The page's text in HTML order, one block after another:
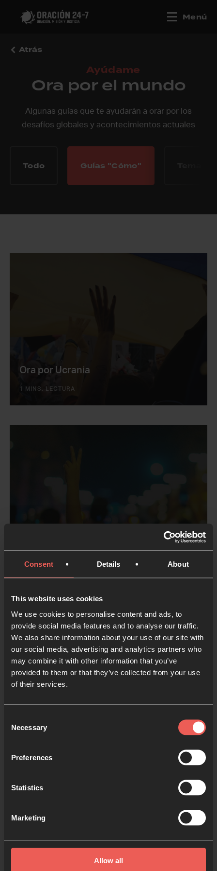
Consent Details About
This website uses cookies
We use cookies to personalise content and ads, to
provide social media features and to analyse our traffic.
We also share information about your use of our site with
our social media, advertising and analytics partners who
may combine it with other information that you’ve
provided to them or that they’ve collected from your use
of their services.
Selection
Necessary
Preferences
Statistics
Marketing
Allow all
Menú
Atrás
Ayúdame
Ora por el mundo
Algunas guías que te ayudarán a orar por los
desafíos globales y acontecimientos actuales
Todo Guías "Cómo"
Ora por Ucrania
1 MINS. LECTURA
3 MINS. LECTURA
4 MINS. LECTURA